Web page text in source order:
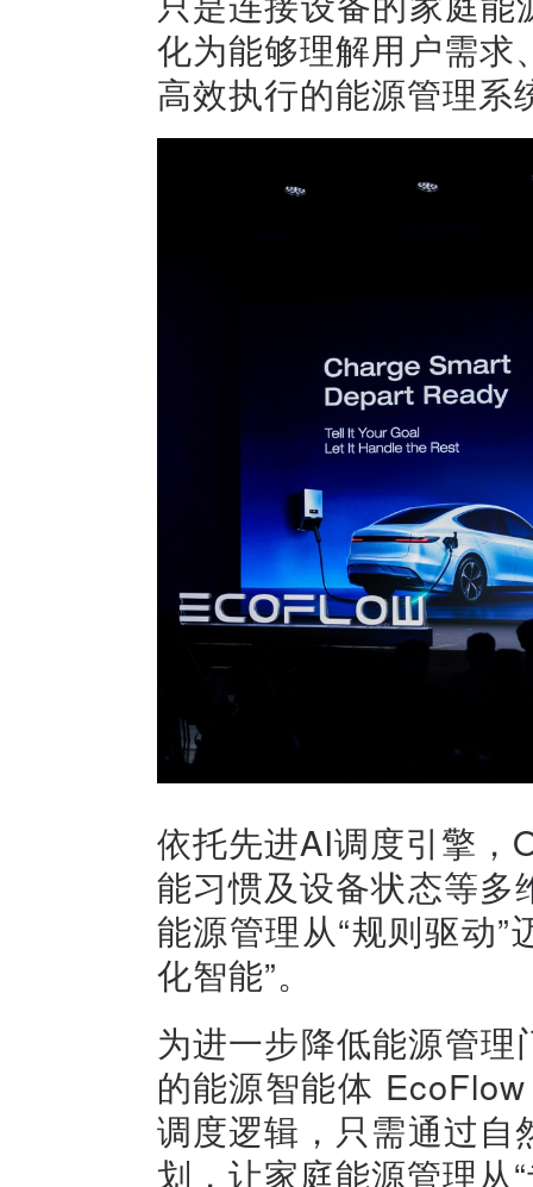
化为能够理解用户需
高效执行的能源管理系
依托先进AI调度引擎，
能习惯及设备状态等
能源管理从“规则驱动”
化智能”。
为进一步降低能源管
的能源智能体
调度逻辑，只需通过
划，让家庭能源管理从